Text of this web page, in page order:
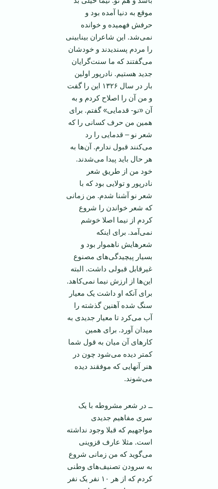
موقع به دنیا آمده بود و
حرفش فهمیده و خوانده
نمی‌شد. این شاعران بینابینی
را مردم پسندیدند و خودشان
می‌گفتند که ما سنت‌گرایان
جدید هستیم. نادرپور اولین
بار در سال ۱۳۲۶ این را گفت
و من آن را اصلاح کردم و به
آن «نو- قدمایی» گفتم. برای
همین من حرف کسانی را که
شعر نو – قدمایی را رد
می‌کنند قبول ندارم. آن‌ها به
هر حال باید پیدا می‌شدند.
خود من از طریق شعر
نادرپور و تولایی بود که با
شعر نو آشنا شدم. من زمانی
که شعر خواندن را شروع
کردم از نیما اصلا خوشم
نمی‌آمد. برای اینکه
شعر‌هایش ناهموار بود و
بسیار پیچیدگی‌های مصنوع
غیرقابل قبولی داشت. البته
این‌ها از ارزش نیما نمی‌کاهد.
برای آنکه او داشت یک معیار
سنگ شده آهنین گذشته را
آب می‌کرد تا معیار جدیدی به
میدان آورد. برای همین
کارهای آن میان به قول شما
کمتر دیده می‌شود چون در
هنر آنهایی که موفقند دیده
می‌شوند.
ــ در شعر مشروطه با یک
سری مفاهیم جدیدی
مواجهیم که قبلا وجود نداشته
است. مثلا عارف قزوینی
می‌گوید که من زمانی شروع
به سرودن تصنیف‌های وطنی
کردم که از هر ۱۰ نفر یک نفر